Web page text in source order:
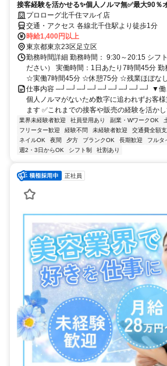
接客経験を活かせる✨個人ノルマ無✅最大90
プロローグ北千住マルイ店
交通・アクセス 各線北千住駅より徒歩1分
時給1,400円以上
東京都東京23区足立区
勤務時間詳細 勤務時間： 9:30～20:15 シフ
ださい） 実働時間：1日あたり7時間45分 勤
☆実働7時間45分 ☆休憩75分 ☆残業ほぼなし
仕事内容 ─┘─┘─┘─┘─┘─┘─┘─┘─┘ ▼働
個人ノルマがないため数字に追われずお客
ます ✅これまでの接客や販売の経験を活か
業界未経験者歓迎 社員登用あり 副業・WワークOK
フリーター歓迎
経験不問 未経験者歓迎 交通費全額
ネイルOK
夜間 夕方 ブランクOK 長期歓迎 フルタ
週2・3日からOK
シフト制 社割あり
正社員